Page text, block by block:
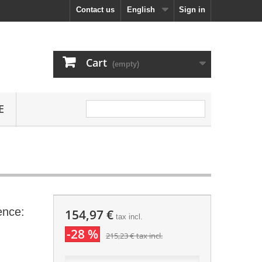
Sign in
English
Contact us
Cart (empty)
154,97 €tax incl.
-28 % 215,23 €tax incl.